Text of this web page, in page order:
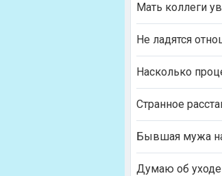
Мать коллеги
Не ладятся
Насколько
Странное
Бывшая мужа
Думаю об уходе